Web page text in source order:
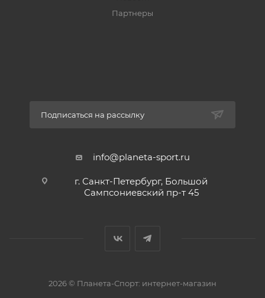
Партнеры
Подписаться на рассылку
info@planeta-sport.ru
г. Санкт-Петербург, Большой
Сампсониевский пр-т 45
2026 © Планета-Спорт: интернет-магазин